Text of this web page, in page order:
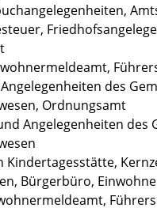
des
Ordnungsamt
Angelegenheiten des
Kindertagesstätte,
Bürgerbüro,